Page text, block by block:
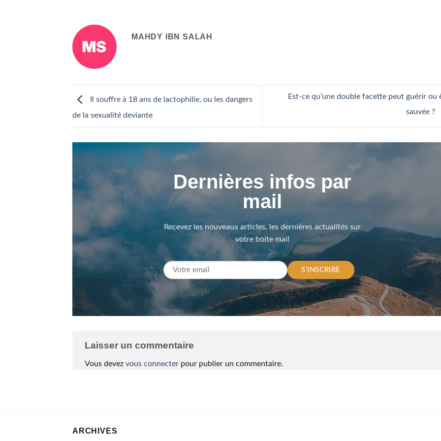
MAHDY IBN SALAH
Il souffre à 18 ans de lactophilie, ou les dangers
de la sexualité deviante
Est-ce qu’une double facette peut guérir ou
sauvée ?
Dernières infos par
mail
Recevez les nouveaux articles, les dernières actualités sur
votre boite mail
S'INSCRIRE
Laisser un commentaire
Vous devez vous connecter pour publier un commentaire.
ARCHIVES